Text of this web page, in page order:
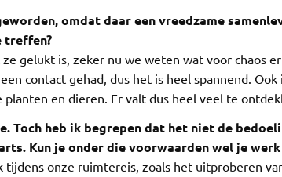
omdat daar een vreedzame
treffen?
gelukt is, zeker nu we weten wat voor chaos
contact gehad, dus het is heel spannend.
en dieren. Er valt dus heel veel te
Toch heb ik begrepen dat het niet de
Kun je onder die voorwaarden wel je werk
tijdens onze ruimtereis, zoals het uitproberen